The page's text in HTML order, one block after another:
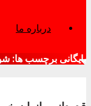
درباره ما
بایگانی برچسب ها: